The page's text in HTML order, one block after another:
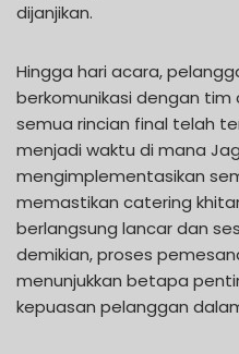
dijanjikan.
Hingga hari acara,
berkomunikasi dengan
semua rincian final telah
menjadi waktu di mana
mengimplementasikan
memastikan catering
berlangsung lancar dan
demikian, proses
menunjukkan betapa
kepuasan pelanggan